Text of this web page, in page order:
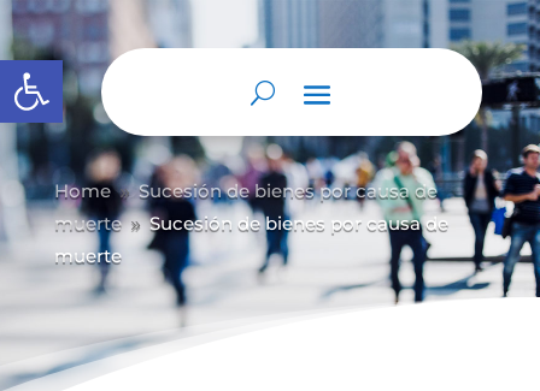
Abrir barra de herramientas
Home 9 Sucesión de bienes por causa de
muerte 9 Sucesión de bienes por causa de
muerte